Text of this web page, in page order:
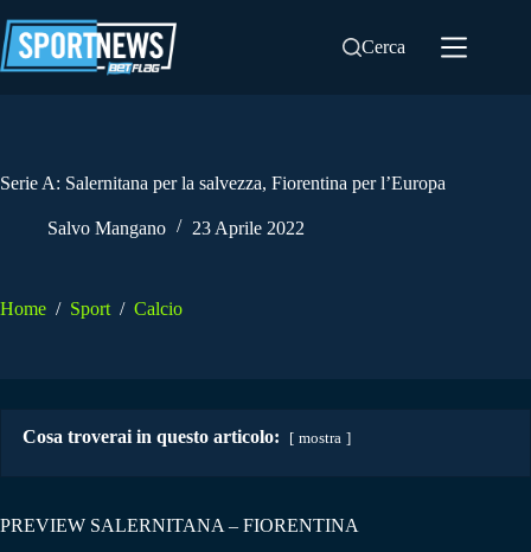
al
contenuto
Cerca
Serie A: Salernitana per la salvezza, Fiorentina per l’Europa
Salvo Mangano 23 Aprile 2022
Home / Sport / Calcio
Cosa troverai in questo articolo: mostra
PREVIEW SALERNITANA – FIORENTINA